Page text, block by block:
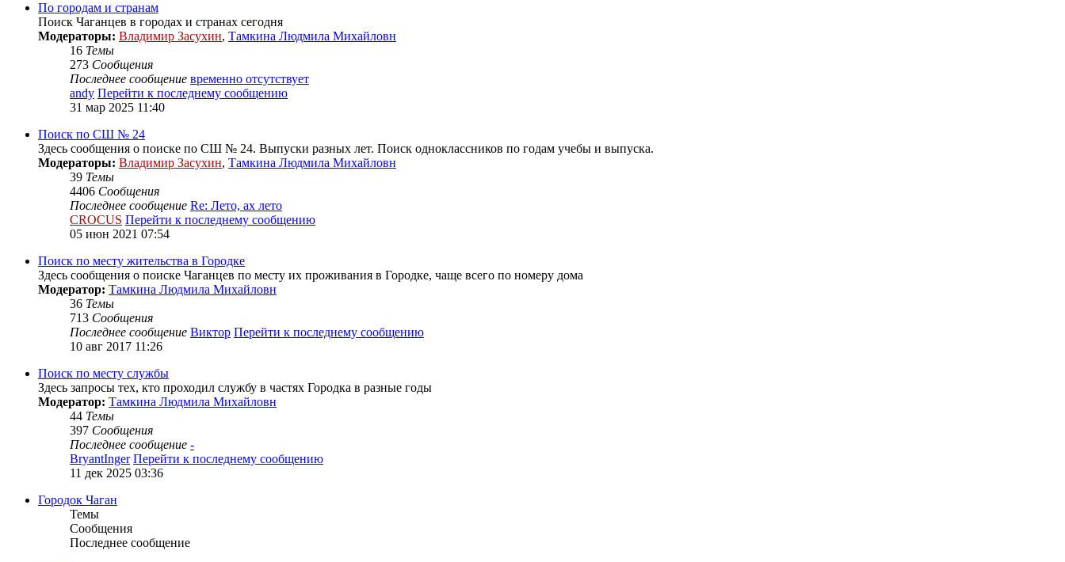
По городам и странам
Поиск Чаганцев в городах и странах сегодня
Модераторы: Владимир Засухин, Тамкина Людмила Михайловн
16 Темы
273 Сообщения
Последнее сообщение временно отсутствует
andy Перейти к последнему сообщению
31 мар 2025 11:40
Поиск по СШ № 24
Здесь сообщения о поиске по СШ № 24. Выпуски разных лет. Поиск одноклассников по годам учебы и выпуска.
Модераторы: Владимир Засухин, Тамкина Людмила Михайловн
39 Темы
4406 Сообщения
Последнее сообщение Re: Лето, ах лето
CROCUS Перейти к последнему сообщению
05 июн 2021 07:54
Поиск по месту жительства в Городке
Здесь сообщения о поиске Чаганцев по месту их проживания в Городке, чаще всего по номеру дома
Модератор: Тамкина Людмила Михайловн
36 Темы
713 Сообщения
Последнее сообщение Виктор Перейти к последнему сообщению
10 авг 2017 11:26
Поиск по месту службы
Здесь запросы тех, кто проходил службу в частях Городка в разные годы
Модератор: Тамкина Людмила Михайловн
44 Темы
397 Сообщения
Последнее сообщение -
BryantInger Перейти к последнему сообщению
11 дек 2025 03:36
Городок Чаган
Темы
Сообщения
Последнее сообщение